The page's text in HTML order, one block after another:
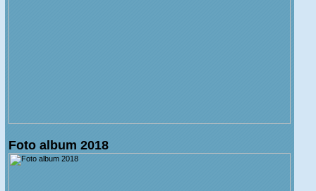
Foto album 2018